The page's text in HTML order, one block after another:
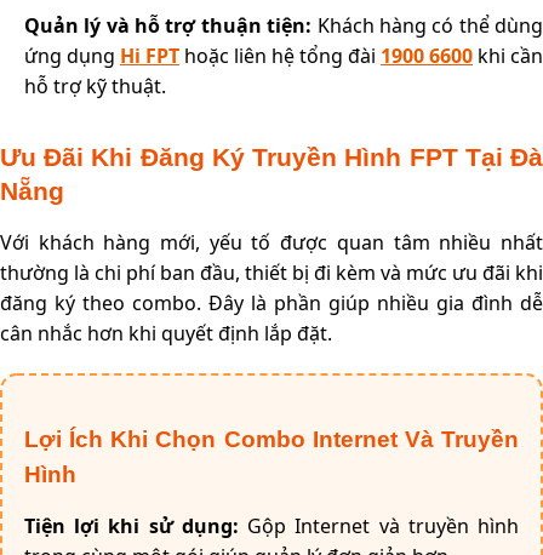
Quản lý và hỗ trợ thuận tiện: Khách hàng có thể dùng
ứng dụng Hi FPT hoặc liên hệ tổng đài 1900 6600 khi cần
hỗ trợ kỹ thuật.
Ưu Đãi Khi Đăng Ký Truyền Hình FPT Tại Đà
Nẵng
Với khách hàng mới, yếu tố được quan tâm nhiều nhất
thường là chi phí ban đầu, thiết bị đi kèm và mức ưu đãi khi
đăng ký theo combo. Đây là phần giúp nhiều gia đình dễ
cân nhắc hơn khi quyết định lắp đặt.
Lợi Ích Khi Chọn Combo Internet Và Truyền
Hình
Tiện lợi khi sử dụng: Gộp Internet và truyền hình